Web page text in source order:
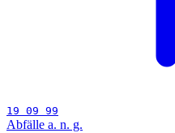
19 09 99
Abfälle a. n. g.